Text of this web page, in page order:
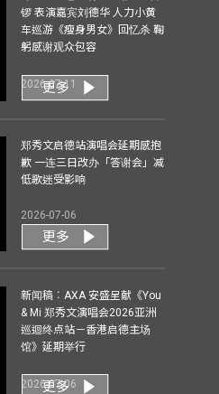
锣 表演嘉宾刘德华 人力小黄
车巡游《瘦身男女》回忆杀 鞠
躬感谢观众包容
2026-07-11
更多
郑秀文启德站演唱会延期感抱
歉 一连三日改办「答谢会」减
低歌迷受影响
2026-07-06
更多
新闻稿︰AXA 安盛呈献《You
& Mi 郑秀文演唱会2026亚洲
巡迴终点站－香港启德主场
馆》延期举行
2026-07-06
更多